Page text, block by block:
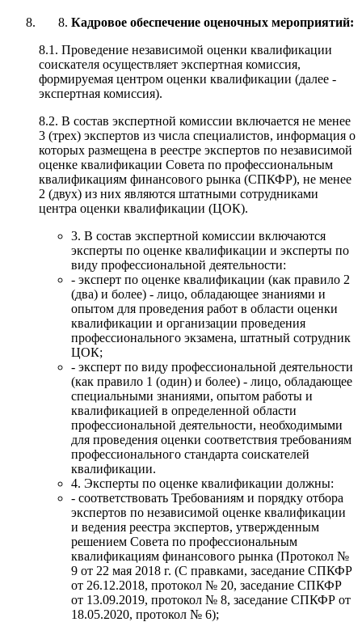
Кадровое обеспечение оценочных мероприятий:
8.1. Проведение независимой оценки квалификации
соискателя осуществляет экспертная комиссия,
формируемая центром оценки квалификации (далее -
экспертная комиссия).
8.2. В состав экспертной комиссии включается не менее
3 (трех) экспертов из числа специалистов, информация о
которых размещена в реестре экспертов по независимой
оценке квалификации Совета по профессиональным
квалификациям финансового рынка (СПКФР), не менее
2 (двух) из них являются штатными сотрудниками
центра оценки квалификации (ЦОК).
3. В состав экспертной комиссии включаются
эксперты по оценке квалификации и эксперты по
виду профессиональной деятельности:
- эксперт по оценке квалификации (как правило 2
(два) и более) - лицо, обладающее знаниями и
опытом для проведения работ в области оценки
квалификации и организации проведения
профессионального экзамена, штатный сотрудник
ЦОК;
- эксперт по виду профессиональной деятельности
(как правило 1 (один) и более) - лицо, обладающее
специальными знаниями, опытом работы и
квалификацией в определенной области
профессиональной деятельности, необходимыми
для проведения оценки соответствия требованиям
профессионального стандарта соискателей
квалификации.
4. Эксперты по оценке квалификации должны:
- соответствовать Требованиям и порядку отбора
экспертов по независимой оценке квалификации
и ведения реестра экспертов, утвержденным
решением Совета по профессиональным
квалификациям финансового рынка (Протокол №
9 от 22 мая 2018 г. (С правками, заседание СПКФР
от 26.12.2018, протокол № 20, заседание СПКФР
от 13.09.2019, протокол № 8, заседание СПКФР от
18.05.2020, протокол № 6);